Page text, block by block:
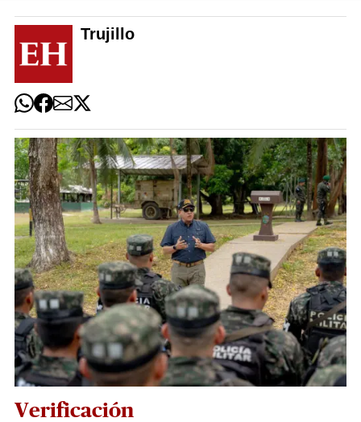
Trujillo
Verificación